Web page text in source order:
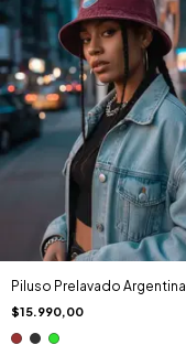
Piluso Prelavado Argentina
$15.990,00